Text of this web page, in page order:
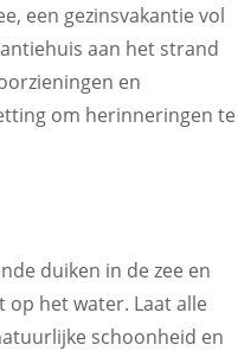
een gezinsvakantie vol
aan het strand
en
om herinneringen te
duiken in de zee en
het water. Laat alle
schoonheid en